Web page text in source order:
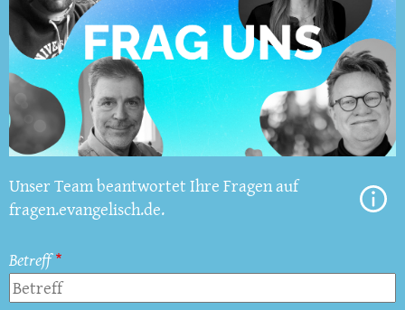
Unser Team beantwortet Ihre Fragen auf
fragen.evangelisch.de.
Betreff